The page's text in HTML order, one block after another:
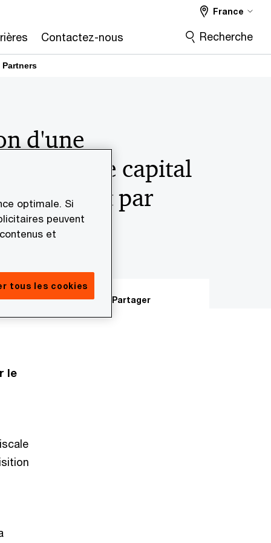
Contactez-nous
France
Recherche
d'une
dans le capital
par
Partager
le
optimale. Si
peuvent
et
tous les cookies